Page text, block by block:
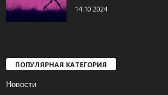
14.10.2024
ПОПУЛЯРНАЯ КАТЕГОРИЯ
Новости